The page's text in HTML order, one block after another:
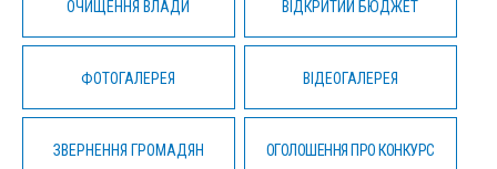
ОЧИЩЕННЯ ВЛАДИ ВІДКРИТИЙ БЮДЖЕТ
ФОТОГАЛЕРЕЯ ВІДЕОГАЛЕРЕЯ
ЗВЕРНЕННЯ ГРОМАДЯН ОГОЛОШЕННЯ ПРО КОНКУРС